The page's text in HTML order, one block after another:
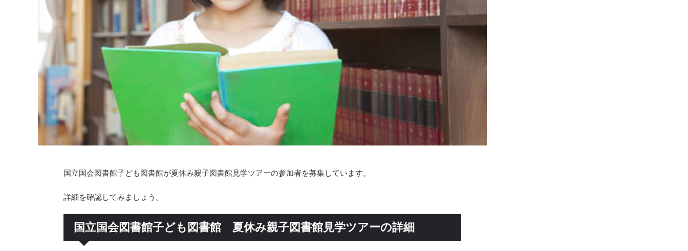
国立国会図書館子ども図書館が夏休み親子図書館見学ツアーの参加者を募集しています。
詳細を確認してみましょう。
国立国会図書館子ども図書館 夏休み親子図書館見学ツアーの詳細